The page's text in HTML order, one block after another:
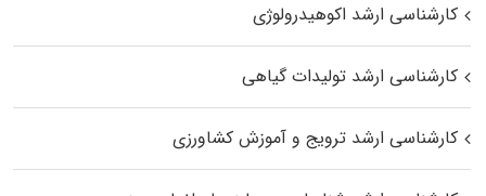
کارشناسی ارشد اکوهیدرولوژی
کارشناسی ارشد تولیدات گیاهی
کارشناسی ارشد ترویج و آموزش کشاورزی